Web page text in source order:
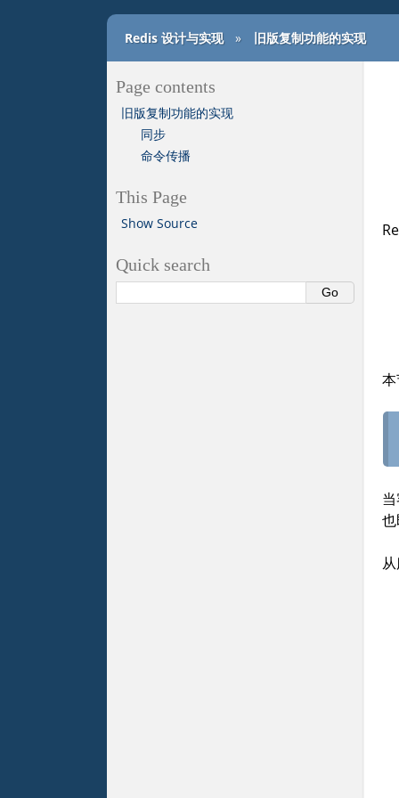
Redis 设计与实现 » 旧版复制功能的实现
Page contents
旧版复制功能的实现
同步
命令传播
This Page
Show Source
Quick search